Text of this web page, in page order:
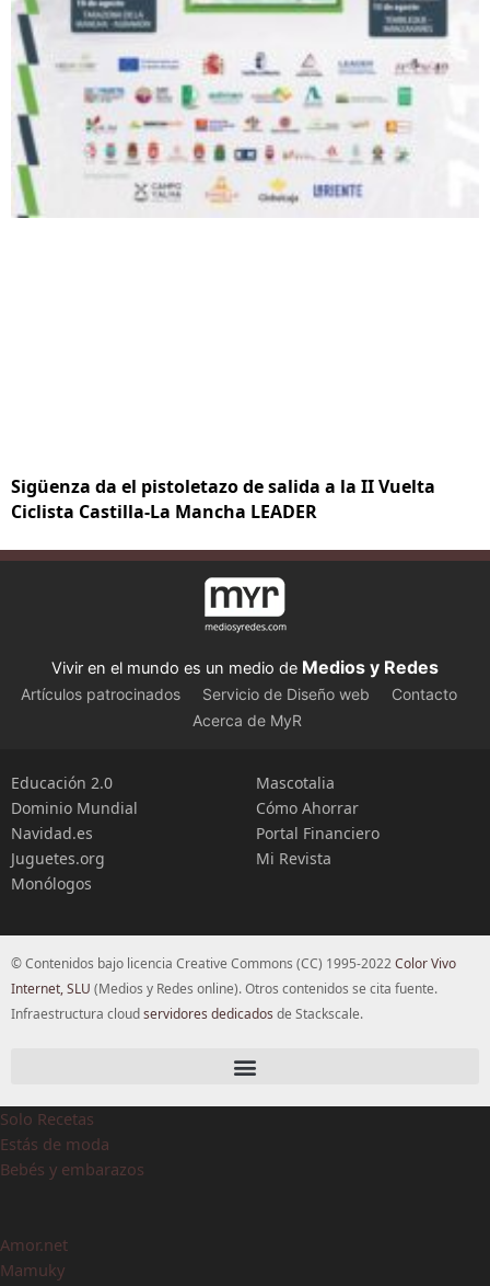
Sigüenza da el pistoletazo de salida a la II Vuelta
Ciclista Castilla-La Mancha LEADER
Vivir en el mundo es un medio de Medios y Redes
Artículos patrocinados Servicio de Diseño web
Contacto
Acerca de MyR
Educación 2.0
Dominio Mundial
Navidad.es
Juguetes.org
Monólogos
Mascotalia
Cómo Ahorrar
Portal Financiero
Mi Revista
© Contenidos bajo licencia Creative Commons (CC) 1995-2022Color Vivo
Internet, SLU (Medios y Redes online). Otros contenidos se cita fuente.
Infraestructura cloudservidores dedicados de Stackscale.
Solo Recetas
Estás de moda
Bebés y embarazos
Amor.net
Mamuky